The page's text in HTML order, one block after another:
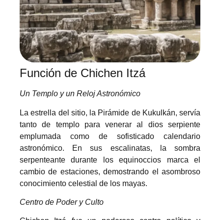
Función de Chichen Itzá
Un Templo y un Reloj Astronómico
La estrella del sitio, la Pirámide de Kukulkán, servía
tanto de templo para venerar al dios serpiente
emplumada como de sofisticado calendario
astronómico. En sus escalinatas, la sombra
serpenteante durante los equinoccios marca el
cambio de estaciones, demostrando el asombroso
conocimiento celestial de los mayas.
Centro de Poder y Culto